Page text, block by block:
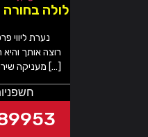
לולה
נערת ליווי
רוצה אותך
מעניקה שירותי ליווי באזורים הבאים גליל […]